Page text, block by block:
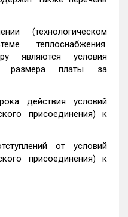
(технологическом
теплоснабжения.
являются условия
размера платы за
действия условий
присоединения) к
от условий
присоединения) к